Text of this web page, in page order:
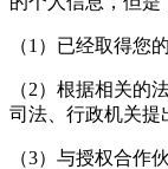
（1）已经取得您
（2）根据相关的
司法、行政机关提
（3）与授权合作